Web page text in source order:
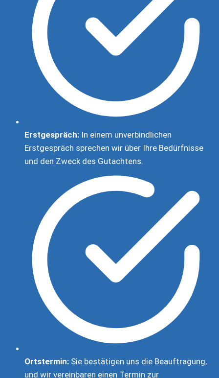
Erstgespräch:In einem unverbindlichen
Erstgespräch sprechen wir über Ihre Bedürfnisse
und den Zweck des Gutachtens.
Ortstermin:Sie bestätigen uns die Beauftragung,
und wir vereinbaren einen Termin zur